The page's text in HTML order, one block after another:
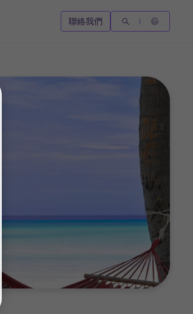
聯絡我們